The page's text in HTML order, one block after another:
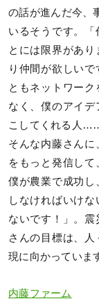
の話が進んだ今、
いるそうです。「
とには限界があ
り仲間が欲しい
ともネットワー
なく、僕のアイ
こしてくれる人
そんな内藤さん
をもっと発信し
僕が農業で成功し
しなければいけ
ないです！」。
さんの目標は、
現に向かっていま
内藤ファーム